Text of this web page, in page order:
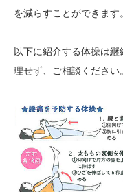
を減らすことができます。
以下に紹介する体操は
理せず、ご相談ください。